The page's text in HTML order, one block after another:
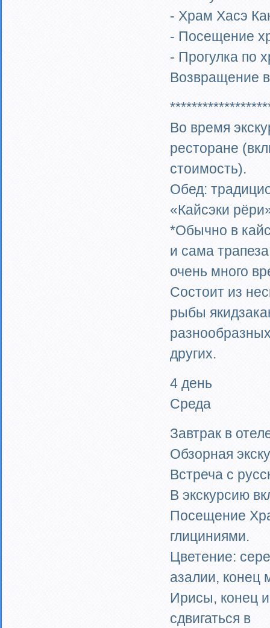
- Храм Хасэ
- Посещение
- Прогулка по
Возвращение
Во время
ресторане
стоимость).
Обед:
«Кайсэки
*Обычно в
и сама
очень много
Состоит из
рыбы
других.
4 день
Среда
Завтрак в
Обзорная
Встреча с
В экскурсию
Посещение
глициниями.
Цветение:
азалии, конец
Ирисы, конец
сдвигаться в